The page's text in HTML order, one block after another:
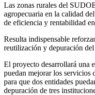
Las zonas rurales del
agropecuaria en la calidad
de eficiencia y rentabilidad
Resulta indispensable
reutilización y depuración del
El proyecto desarrollará una
puedan mejorar los servicios
para que dos entidades
depuración de tres